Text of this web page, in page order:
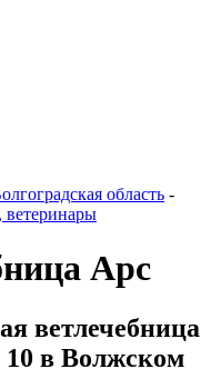
область -
Арс
ветлечебница
в Волжском